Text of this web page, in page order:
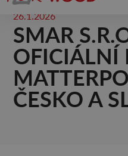
26.1.2026
SMAR
OFICIÁLNÍ
ČESKO A